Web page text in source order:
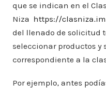
que se indican en el
Niza https://
del llenado de solicitud
seleccionar productos y
correspondiente a la
Por ejemplo, antes